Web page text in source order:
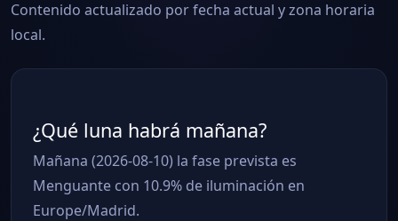
Contenido actualizado por fecha actual y zona horaria
local.
¿Qué luna habrá mañana?
Mañana (2026-08-10) la fase prevista es
Menguante con 10.9% de iluminación en
Europe/Madrid.